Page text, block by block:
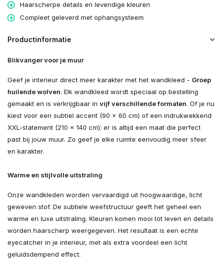
Haarscherpe details en levendige kleuren
Compleet geleverd met ophangsysteem
Productinformatie
Blikvanger voor je muur
Geef je interieur direct meer karakter met het wandkleed - Groep
huilende wolven. Elk wandkleed wordt speciaal op bestelling
gemaakt en is verkrijgbaar in vijf verschillende formaten. Of je nu
kiest voor een subtiel accent (90 × 60 cm) of een indrukwekkend
XXL-statement (210 × 140 cm): er is altijd een maat die perfect
past bij jouw muur. Zo geef je elke ruimte eenvoudig meer sfeer
en karakter.
Warme en stijlvolle uitstraling
Onze wandkleden worden vervaardigd uit hoogwaardige, licht
geweven stof. De subtiele weefstructuur geeft het geheel een
warme en luxe uitstraling. Kleuren komen mooi tot leven en details
worden haarscherp weergegeven. Het resultaat is een echte
eyecatcher in je interieur, met als extra voordeel een licht
geluidsdempend effect.